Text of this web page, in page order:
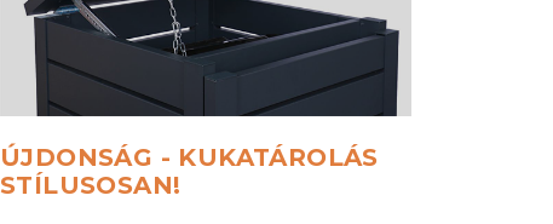
ÚJDONSÁG - KUKATÁROLÁS
STÍLUSOSAN!